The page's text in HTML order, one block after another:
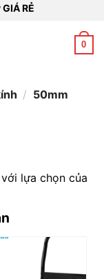
RẺ
0
/ 50mm
lựa chọn của